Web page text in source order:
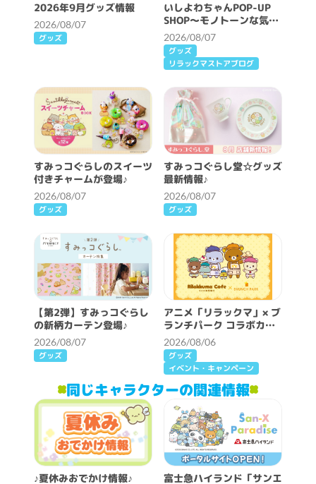
2026年9月グッズ情報
2026/08/07
グッズ
いしよわちゃんPOP-UP
SHOP～モノトーンな気分
～開催決定！
2026/08/07
グッズ
リラックマストアブログ
すみっコぐらしのスイーツ
付きチャームが登場♪
2026/08/07
グッズ
すみっコぐらし堂☆グッズ
最新情報♪
2026/08/07
グッズ
【第2弾】すみっコぐらし
の新柄カーテン登場♪
2026/08/07
グッズ
アニメ「リラックマ」× ブ
ランチパーク コラボカフ
ェ開催決定！
2026/08/06
グッズ
イベント・キャンペーン
同じキャラクターの関連情報
♪夏休みおでかけ情報♪ 富士急ハイランド「サンエ